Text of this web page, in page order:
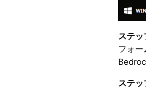
ステッ
フォ
ステッ